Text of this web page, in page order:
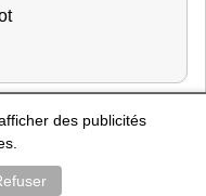
des publicités
-Marine Nationale-
de personnes
-A Propos